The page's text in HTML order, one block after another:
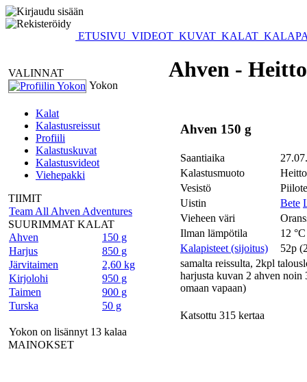
ETUSIVU VIDEOT KUVAT KALAT
VALINNAT
Yokon
Kalat
Kalastusreissut
Profiili
Kalastuskuvat
Kalastusvideot
Viehepakki
TIIMIT
Team All Ahven Adventures
SUURIMMAT KALAT
Ahven
150 g
Harjus
850 g
Järvitaimen
2,60 kg
Kirjolohi
950 g
Taimen
900 g
Turska
50 g
Yokon on lisännyt 13 kalaa
MAINOKSET
Ahven -
Ahven 150 g
Saantiaika
Kalastusmuoto
Vesistö
Uistin
Bete
Vieheen väri
Ilman lämpötila
12 °C
Kalapisteet (sijoitus)
52p
samalta reissulta, 2kpl
harjusta kuvan 2 ahven noin
omaan vapaan)
Katsottu 315 kertaa